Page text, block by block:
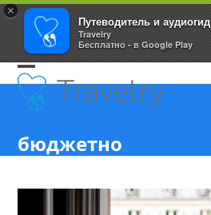
×
Путеводитель и аудиогид
Travelry
Бесплатно - в Google Play
Skip
to
content
Open
mobile
menu
Close
mobile
menu
бюджетно